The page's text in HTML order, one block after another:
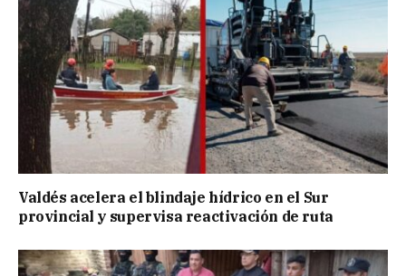
Valdés acelera el blindaje hídrico en el Sur
provincial y supervisa reactivación de ruta